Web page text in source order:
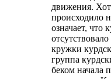
движения.
происходило
означает, что
кружки
группа
беком начала